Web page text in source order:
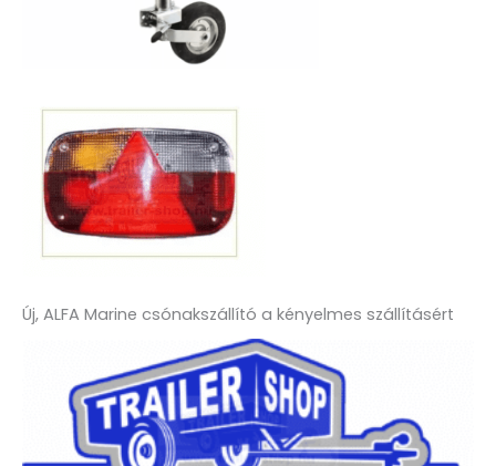
Új, ALFA Marine csónakszállító a kényelmes szállításért